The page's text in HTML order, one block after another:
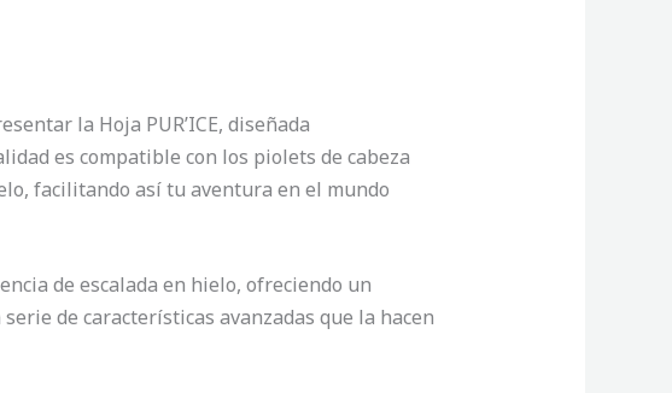
la Hoja PUR’ICE, diseñada
es compatible con los piolets de cabeza
facilitando así tu aventura en el mundo
de escalada en hielo, ofreciendo un
de características avanzadas que la hacen